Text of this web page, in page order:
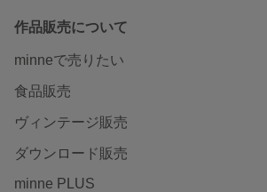
作品販売について
minneで売りたい
食品販売
ヴィンテージ販売
ダウンロード販売
minne PLUS